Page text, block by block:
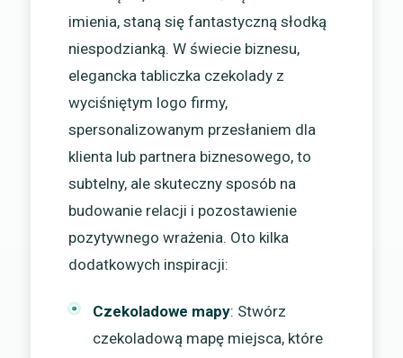
imienia, staną się fantastyczną słodką
niespodzianką. W świecie biznesu,
elegancka tabliczka czekolady z
wyciśniętym logo firmy,
spersonalizowanym przesłaniem dla
klienta lub partnera biznesowego, to
subtelny, ale skuteczny sposób na
budowanie relacji i pozostawienie
pozytywnego wrażenia. Oto kilka
dodatkowych inspiracji:
Czekoladowe mapy: Stwórz
czekoladową mapę miejsca, które